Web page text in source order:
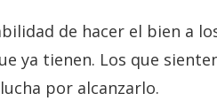
de hacer el bien a
ya tienen. Los que
por alcanzarlo.